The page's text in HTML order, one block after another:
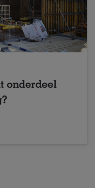
onderdeel